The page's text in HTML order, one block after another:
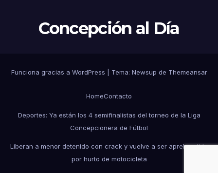
Concepción al Día
Funciona gracias a WordPress Tema: Newsup de Themeansar
HomeContacto
Deportes: Ya están los 4 semifinalistas del torneo de la Liga
Concepcionera de Fútbol
Liberan a menor detenido con crack y vuelve a ser aprehendido
por hurto de motocicleta